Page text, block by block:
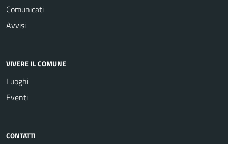
Comunicati
Avvisi
VIVERE IL COMUNE
Luoghi
Eventi
CONTATTI